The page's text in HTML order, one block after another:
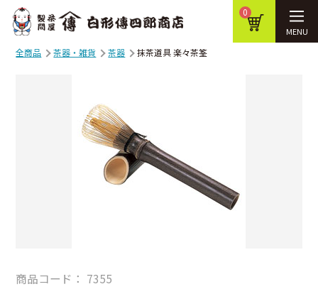
0
MENU
全商品 茶器・雑貨 茶器 抹茶道具 楽々茶筌
商品コード： 7355